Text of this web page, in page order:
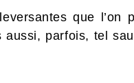
que l’on
parfois, tel